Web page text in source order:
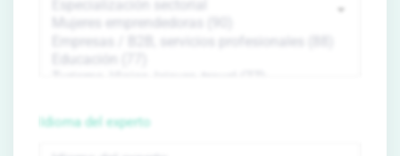
Idioma del experto